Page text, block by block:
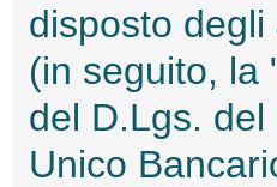
disposto
(in seguito, la
del D.Lgs.
Unico